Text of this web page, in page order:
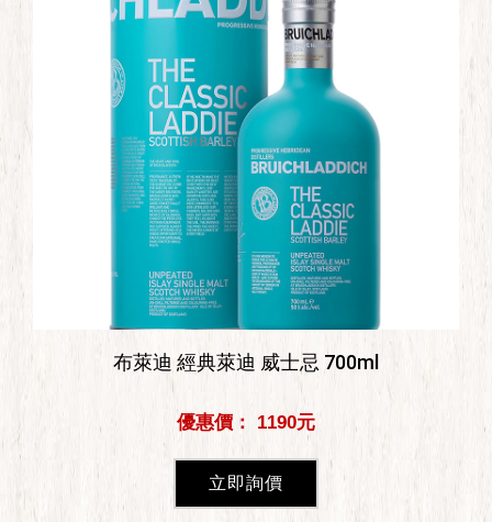
布萊迪 經典萊迪 威士忌 700ml
優惠價： 1190元
立即詢價